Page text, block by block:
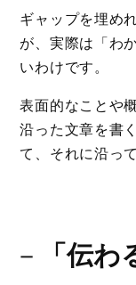
ギャップを埋め
が、実際は「わ
いわけです。
表面的なことや
沿った文章を書
て、それに沿っ
－ 「伝